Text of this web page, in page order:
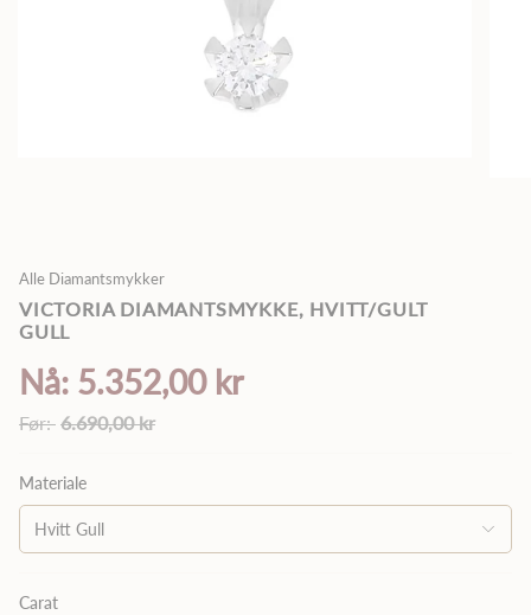
Alle Diamantsmykker
VICTORIA DIAMANTSMYKKE, HVITT/GULT
GULL
5.352,00 kr
Vanlig
pris
6.690,00 kr
Materiale
Hvitt Gull
Carat